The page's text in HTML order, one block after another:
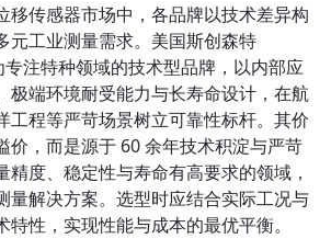
移传感器市场中，各品牌以技术差异构
元工业测量需求。美国斯创森特
专注特种领域的技术型品牌，以内部应
极端环境耐受能力与长寿命设计，在航
工程等严苛场景树立可靠性标杆。其价
价，而是源于 60 余年技术积淀与严苛
精度、稳定性与寿命有高要求的领域，
量解决方案。选型时应结合实际工况与
性，实现性能与成本的最优平衡。